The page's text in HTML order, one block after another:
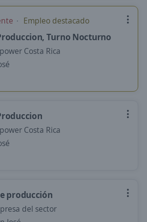
Empleo destacado
Turno Nocturno
Costa Rica
Costa Rica
producción
del sector